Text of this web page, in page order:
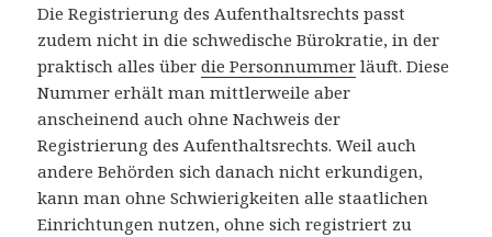
Die Registrierung des Aufenthaltsrechts passt
zudem nicht in die schwedische Bürokratie, in der
praktisch alles überdie Personnummer läuft. Diese
Nummer erhält man mittlerweile aber
anscheinend auch ohne Nachweis der
Registrierung des Aufenthaltsrechts. Weil auch
andere Behörden sich danach nicht erkundigen,
kann man ohne Schwierigkeiten alle staatlichen
Einrichtungen nutzen, ohne sich registriert zu